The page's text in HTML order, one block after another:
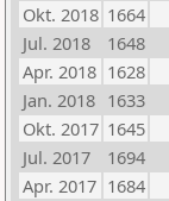
Okt. 2018 1664
Jul. 2018
1648
Apr. 2018 1628
Jan. 2018 1633
Okt. 2017 1645
Jul. 2017
1694
Apr. 2017 1684